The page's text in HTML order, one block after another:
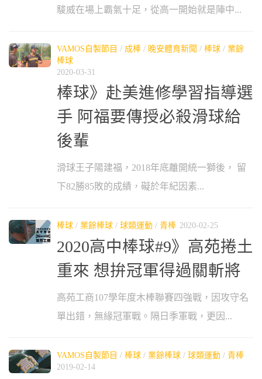
駿威在場上霸氣十足，從高一開始就是陣中...
VAMOS自製節目 / 成棒 / 晚安體育新聞 / 棒球 / 業餘
棒球
2020-03-31
棒球》赴美進修學習指導選
手 阿福要傳授必殺滑球給
後輩
滑球王子陽建福，2018年底離開統一獅後， 留
下82勝85敗的成績，礙於年紀因素...
棒球 / 業餘棒球 / 球類運動 / 青棒 2020-02-25
2020高中棒球#9》高苑捲土
重來 想拚冠軍得過關斬將
高苑工商107學年度木棒聯賽四強戰，因攻守名
單出錯，無緣冠軍戰。隔日季軍戰，更因...
VAMOS自製節目 / 棒球 / 業餘棒球 / 球類運動 / 青棒
2019-02-14